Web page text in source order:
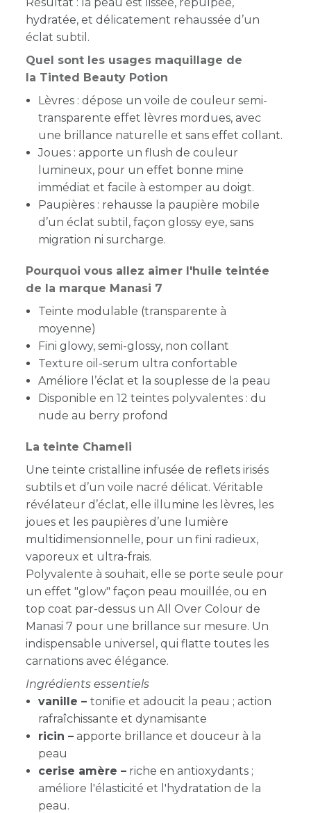
hydratée, et délicatement rehaussée d’un
éclat subtil.
Quel sont les usages maquillage de
la Tinted Beauty Potion
Lèvres : dépose un voile de couleur semi-
transparente effet lèvres mordues, avec
une brillance naturelle et sans effet collant.
Joues : apporte un flush de couleur
lumineux, pour un effet bonne mine
immédiat et facile à estomper au doigt.
Paupières : rehausse la paupière mobile
d’un éclat subtil, façon glossy eye, sans
migration ni surcharge.
Pourquoi vous allez aimer l'huile teintée
de la marque Manasi 7
Teinte modulable (transparente à
moyenne)
Fini glowy, semi-glossy, non collant
Texture oil-serum ultra confortable
Améliore l’éclat et la souplesse de la peau
Disponible en 12 teintes polyvalentes : du
nude au berry profond
La teinte Chameli
Une teinte cristalline infusée de reflets irisés
subtils et d’un voile nacré délicat. Véritable
révélateur d’éclat, elle illumine les lèvres, les
joues et les paupières d’une lumière
multidimensionnelle, pour un fini radieux,
vaporeux et ultra-frais.
Polyvalente à souhait, elle se porte seule pour
un effet "glow" façon peau mouillée, ou en
top coat par-dessus un All Over Colour de
Manasi 7 pour une brillance sur mesure. Un
indispensable universel, qui flatte toutes les
carnations avec élégance.
Ingrédients essentiels
vanille – tonifie et adoucit la peau ; action
rafraîchissante et dynamisante
ricin – apporte brillance et douceur à la
peau
cerise amère – riche en antioxydants ;
améliore l'élasticité et l'hydratation de la
peau.